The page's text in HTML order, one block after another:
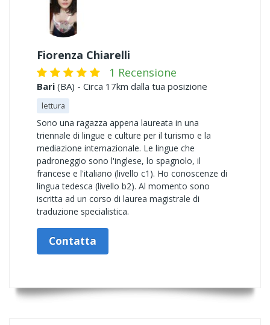
Fiorenza Chiarelli
1 Recensione
Bari (BA) - Circa 17km dalla tua posizione
lettura
Sono una ragazza appena laureata in una
triennale di lingue e culture per il turismo e la
mediazione internazionale. Le lingue che
padroneggio sono l'inglese, lo spagnolo, il
francese e l'italiano (livello c1). Ho conoscenze di
lingua tedesca (livello b2). Al momento sono
iscritta ad un corso di laurea magistrale di
traduzione specialistica.
Contatta